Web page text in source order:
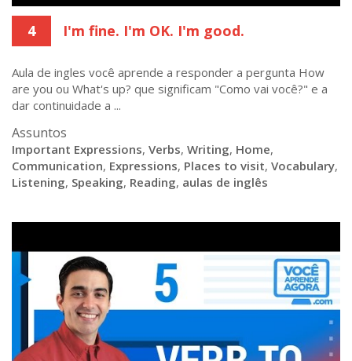
4 I'm fine. I'm OK. I'm good.
Aula de ingles você aprende a responder a pergunta How
are you ou What's up? que significam "Como vai você?" e a
dar continuidade a ...
Assuntos
Important Expressions, Verbs, Writing, Home,
Communication, Expressions, Places to visit, Vocabulary,
Listening, Speaking, Reading, aulas de inglês